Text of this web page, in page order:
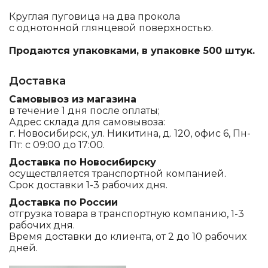
Круглая пуговица на два прокола
с однотонной глянцевой поверхностью.
Продаются упаковками, в упаковке 500 штук.
Доставка
Самовывоз из магазина
в течение 1 дня после оплаты;
Адрес склада для самовывоза:
г. Новосибирск, ул. Никитина, д. 120, офис 6, Пн-
Пт: с 09:00 до 17:00.
Доставка по Новосибирску
осуществляется транспортной компанией.
Срок доставки 1-3 рабочих дня.
Доставка по России
отгрузка товара в транспортную компанию, 1-3
рабочих дня.
Время доставки до клиента, от 2 до 10 рабочих
дней.